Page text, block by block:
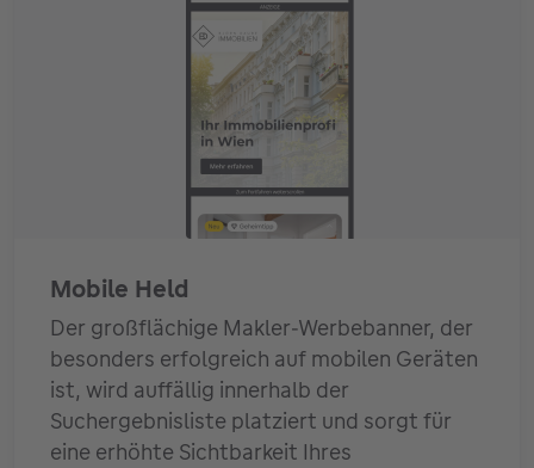
Mobile Held
Der großflächige Makler-Werbebanner, der
besonders erfolgreich auf mobilen Geräten
ist, wird auffällig innerhalb der
Suchergebnisliste platziert und sorgt für
eine erhöhte Sichtbarkeit Ihres